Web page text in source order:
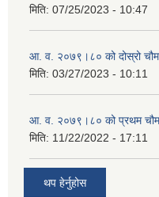
मिति: 07/25/2023 - 10:47
आ. व. २०७९।८० को दोस्रो
मिति: 03/27/2023 - 10:11
आ. व. २०७९।८० को प्रथम
मिति: 11/22/2022 - 17:11
थप हेर्नुहोस